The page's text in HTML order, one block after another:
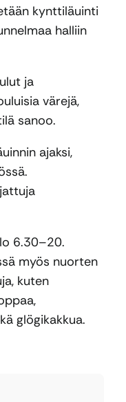
kynttiläuinti
halliin
ja
värejä,
sanoo.
ajaksi,
6.30–20.
myös nuorten
kuten
glögikakkua.